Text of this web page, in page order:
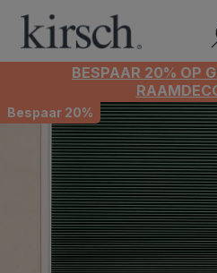
BESPAAR 20% OP
Bespaar 20%